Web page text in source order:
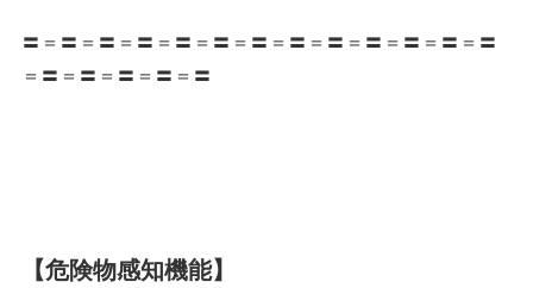
〓＝〓＝〓＝〓＝〓＝〓＝〓＝〓＝〓＝〓＝〓＝〓＝〓
＝〓＝〓＝〓＝〓＝〓
【危険物感知機能】